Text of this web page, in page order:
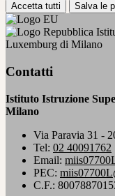
Accetta tutti Salva le
Luxemburg di Milano
Contatti
Istituto Istruzione
Milano
Via Paravia 31 -
Tel: 02 40091762
Email:
PEC:
C.F.: